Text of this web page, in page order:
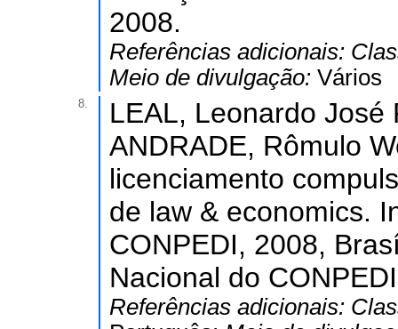
2008.
Referências adicionais:
Meio de divulgação: Vários
8.
LEAL, Leonardo José
ANDRADE, Rômulo
licenciamento
de law & economics.
CONPEDI, 2008,
Nacional do
Referências adicionais: